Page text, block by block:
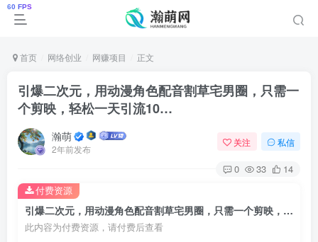
首页 网络创业 网赚项目 正文
引爆二次元，用动漫角色配音割草宅男圈，只需一
个剪映，轻松一天引流10…
瀚萌
2年前发布
关注 私信
0 33 14
引爆二次元，用动漫角色配音割草宅男圈，只需一个剪映，轻松一天引流10…
此内容为付费资源，请付费后查看
付费资源